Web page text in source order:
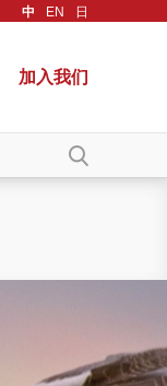
中 EN 日
加入我们